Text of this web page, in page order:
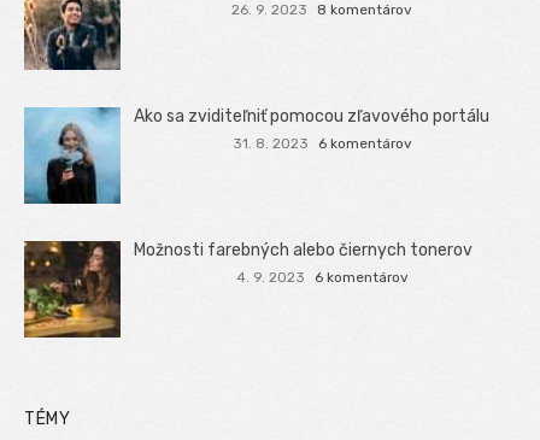
26. 9. 2023 8 komentárov
Ako sa zviditeľniť pomocou zľavového portálu
31. 8. 2023 6 komentárov
Možnosti farebných alebo čiernych tonerov
4. 9. 2023 6 komentárov
TÉMY